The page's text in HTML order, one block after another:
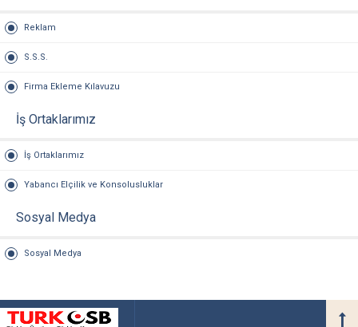
Reklam
S.S.S.
Firma Ekleme Kılavuzu
İş Ortaklarımız
İş Ortaklarımız
Yabancı Elçilik ve Konsolusluklar
Sosyal Medya
Sosyal Medya